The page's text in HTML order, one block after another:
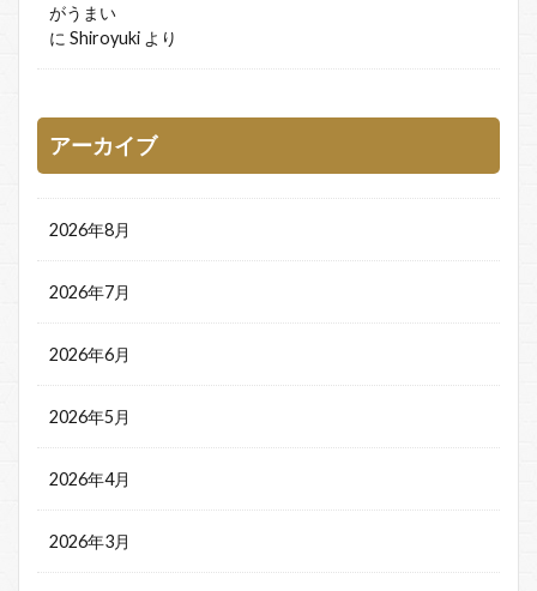
がうまい
に Shiroyuki より
アーカイブ
2026年8月
2026年7月
2026年6月
2026年5月
2026年4月
2026年3月